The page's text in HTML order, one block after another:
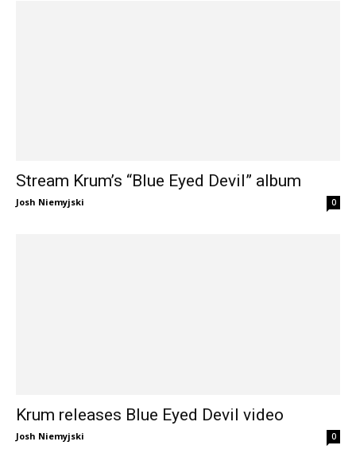
Stream Krum’s “Blue Eyed Devil” album
Josh Niemyjski 0
Krum releases Blue Eyed Devil video
Josh Niemyjski 0